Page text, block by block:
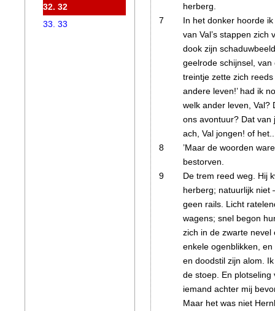
herberg.
7
In het donker hoorde
van Val’s stappen zich
dook zijn
geelrode schijnsel, van
treintje zette zich reeds
andere leven!’ had ik
welk ander leven, Val?
ons avontuur? Dat van
ach, Val jongen! of
8
’Maar de woorden
bestorven.
9
De trem reed weg. Hij
herberg; natuurlijk niet
geen rails. Licht
wagens; snel begon
zich in de zwarte nevel
enkele ogenblikken,
en doodstil zijn alom.
de stoep. En plotseling
iemand achter mij
Maar het was niet
32. 32
33. 33